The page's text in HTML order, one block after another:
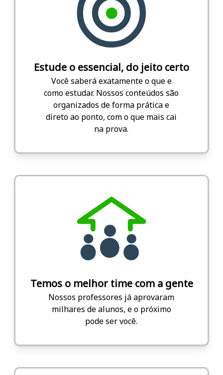
Estude o essencial, do jeito certo
Você saberá exatamente o que e
como estudar. Nossos conteúdos são
organizados de forma prática e
direto ao ponto, com o que mais cai
na prova.
Temos o melhor time com a gente
Nossos professores já aprovaram
milhares de alunos, e o próximo
pode ser você.